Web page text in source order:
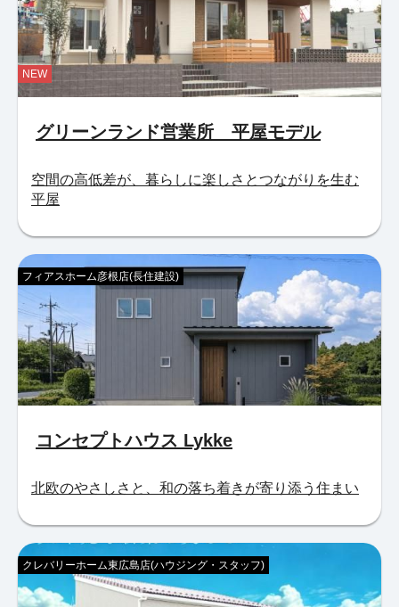
グリーンランド営業所 平屋モデル
空間の高低差が、暮らしに楽しさとつながりを生む
平屋
NEW
コンセプトハウス Lykke
フィアスホーム彦根店(長住建設)
北欧のやさしさと、和の落ち着きが寄り添う住まい
クレバリーホーム東広島店(ハウジング・スタッフ)